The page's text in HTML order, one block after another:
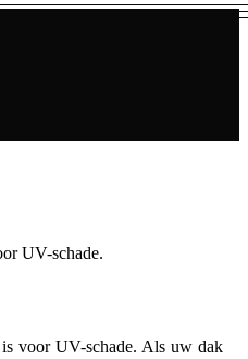
UV-schade.
voor UV-schade. Als uw dak